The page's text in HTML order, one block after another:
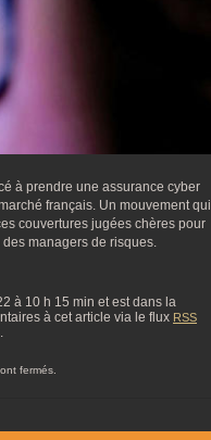
à prendre une assurance cyber
français. Un mouvement qui
couvertures jugées chères pour
managers de risques.
à 10 h 15 min et est dans la
à cet article via le flux RSS
fermés.